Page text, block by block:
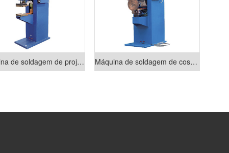
Máquina de soldagem de projeção pneumática da série DT Máquina de soldagem de costura série FN-II